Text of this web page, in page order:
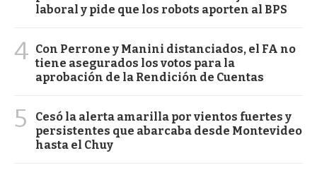
laboral y pide que los robots aporten al BPS
4 Con Perrone y Manini distanciados, el FA no
tiene asegurados los votos para la
aprobación de la Rendición de Cuentas
5
Cesó la alerta amarilla por vientos fuertes y
persistentes que abarcaba desde Montevideo
hasta el Chuy